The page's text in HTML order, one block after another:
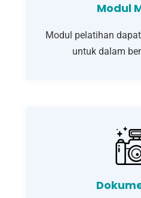
Modul
Modul pelatihan
untuk dalam